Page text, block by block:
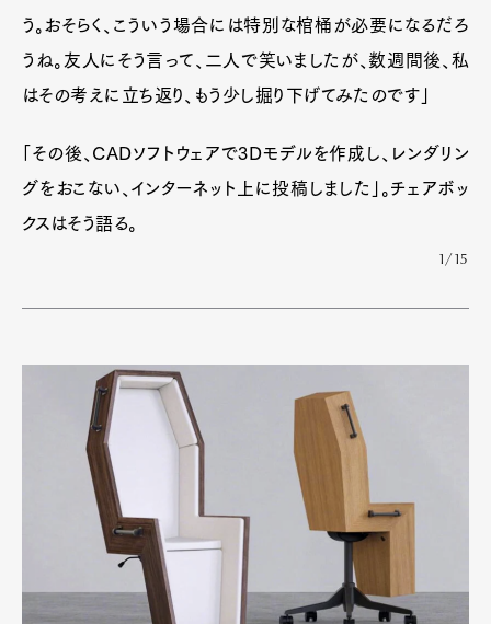
う。おそらく、こういう場合には特別な棺桶が必要になるだろ
うね。友人にそう言って、二人で笑いましたが、数週間後、私
はその考えに立ち返り、もう少し掘り下げてみたのです」
「その後、CADソフトウェアで3Dモデルを作成し、レンダリン
グをおこない、インターネット上に投稿しました」。チェアボッ
クスはそう語る。
1/15